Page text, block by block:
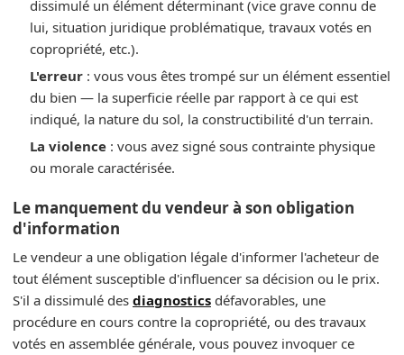
dissimulé un élément déterminant (vice grave connu de
lui, situation juridique problématique, travaux votés en
copropriété, etc.).
L'erreur: vous vous êtes trompé sur un élément essentiel
du bien — la superficie réelle par rapport à ce qui est
indiqué, la nature du sol, la constructibilité d'un terrain.
La violence: vous avez signé sous contrainte physique
ou morale caractérisée.
Le manquement du vendeur à son obligation
d'information
Le vendeur a une obligation légale d'informer l'acheteur de
tout élément susceptible d'influencer sa décision ou le prix.
S'il a dissimulé des diagnostics défavorables, une
procédure en cours contre la copropriété, ou des travaux
votés en assemblée générale, vous pouvez invoquer ce